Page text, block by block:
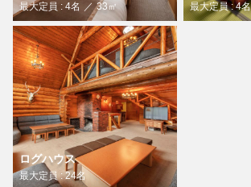
最大定員 : 4名 33㎡ 最大定員 : 4名
ログハウス
最大定員 : 24名